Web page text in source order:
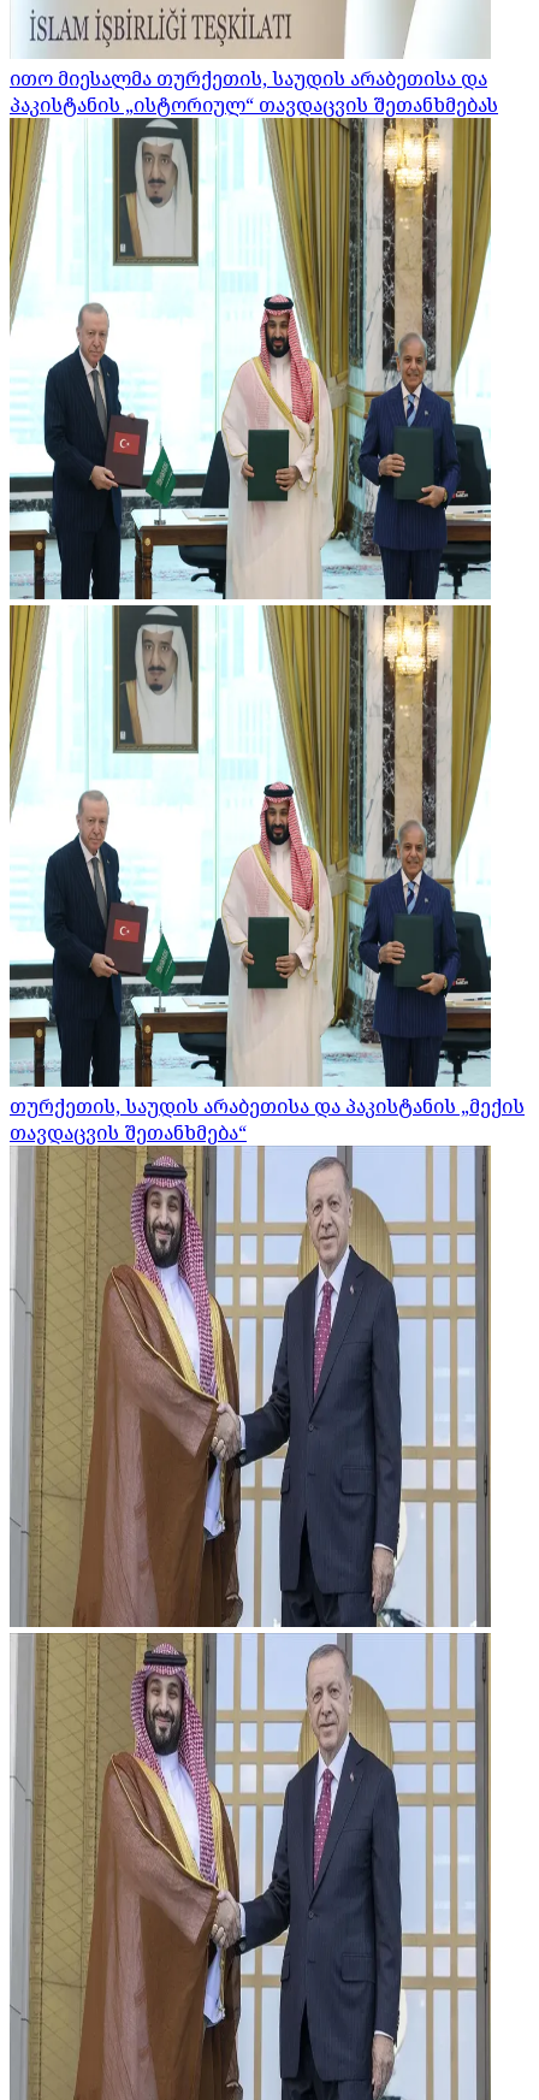
ითო მიესალმა თურქეთის, საუდის არაბეთისა და
პაკისტანის „ისტორიულ“ თავდაცვის შეთანხმებას
თურქეთის, საუდის არაბეთისა და პაკისტანის „მექის
თავდაცვის შეთანხმება“